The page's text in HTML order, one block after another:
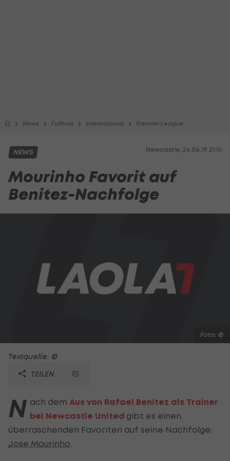
News Fußball International Premier League
Newcastle, 24.06.19 21:14
NEWS
Mourinho Favorit auf
Benitez-Nachfolge
Foto: ©
Textquelle: ©
TEILEN
N ach dem Aus von Rafael Benitez als Trainer
bei Newcastle United gibt es einen
überraschenden Favoriten auf seine Nachfolge:
Jose Mourinho